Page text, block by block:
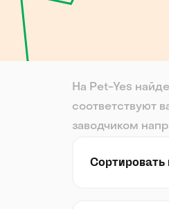
Сортировать
На Pet-Yes
соответствуют
заводчиком